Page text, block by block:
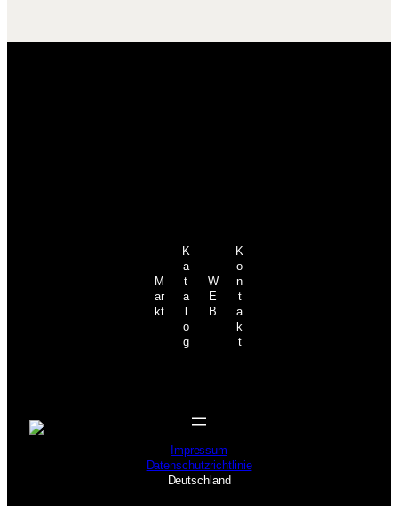
M
ar
kt
K
a
t
a
o
g
W
E
B
K
o
n
t
a
k
t
Impressum
Datenschutzrichtlinie
Deutschland